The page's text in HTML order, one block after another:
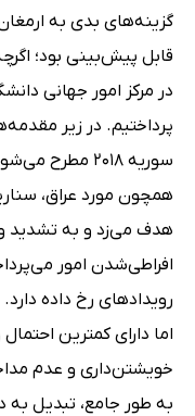
گزینه‌های بدی به
در مرکز امور جهانی
پرداختیم. در زیر
سوریه 2018
همچون مورد عراق،
هدف می‌زد و به تشدید
افراطی‌شدن امور
رویدادهای رخ داده
اما دارای کمترین
خویشتن‌داری و عدم
به طور جامع، تبدیل